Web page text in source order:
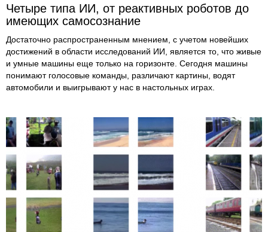
Четыре типа ИИ, от реактивных роботов до
имеющих самосознание
Достаточно распространенным мнением, с учетом новейших
достижений в области исследований ИИ, является то, что живые
и умные машины еще только на горизонте. Сегодня машины
понимают голосовые команды, различают картины, водят
автомобили и выигрывают у нас в настольных играх.